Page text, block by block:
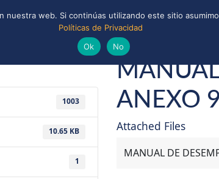
CONVENIOS Y ALIANZAS
BIBLIOTECA
1003
10.65 KB
1
ANEXO 9
Attached Files
MANUAL DE
nuestra web. Si continúas utilizando este sitio
Políticas de Privacidad
Ok
No